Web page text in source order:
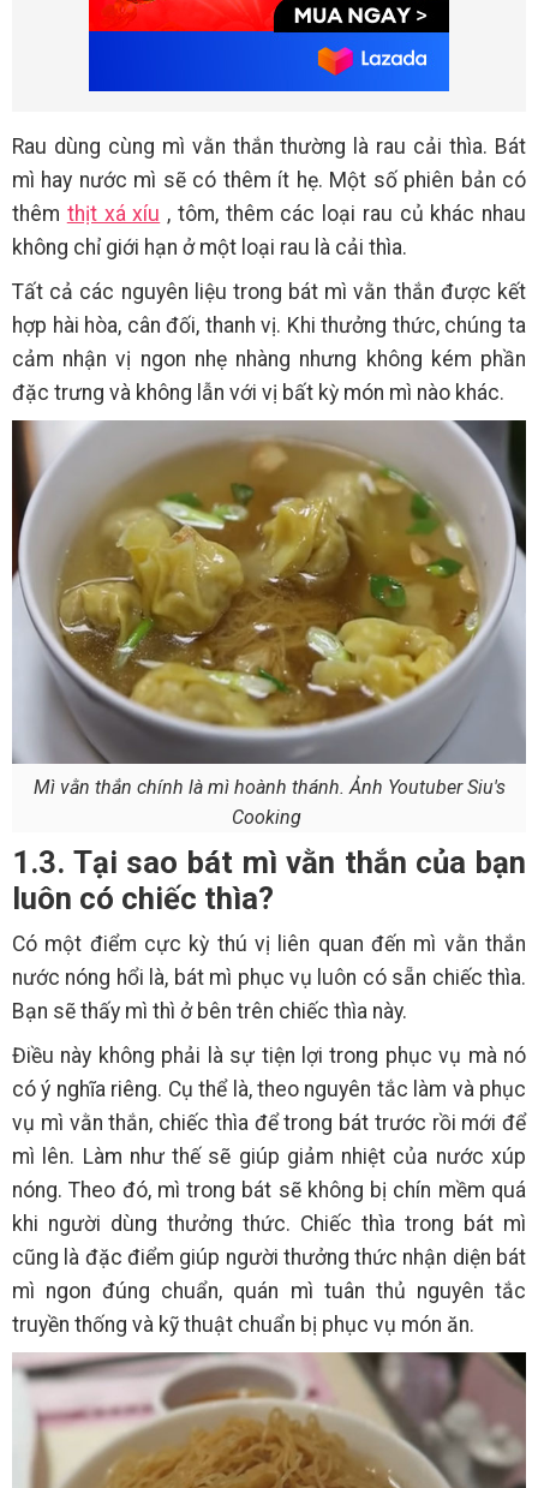
Rau dùng cùng mì vằn thắn thường là rau cải thìa. Bát
mì hay nước mì sẽ có thêm ít hẹ. Một số phiên bản có
thêm thịt xá xíu , tôm, thêm các loại rau củ khác nhau
không chỉ giới hạn ở một loại rau là cải thìa.
Tất cả các nguyên liệu trong bát mì vằn thắn được kết
hợp hài hòa, cân đối, thanh vị. Khi thưởng thức, chúng ta
cảm nhận vị ngon nhẹ nhàng nhưng không kém phần
đặc trưng và không lẫn với vị bất kỳ món mì nào khác.
Mì vằn thắn chính là mì hoành thánh. Ảnh Youtuber Siu's
Cooking
1.3. Tại sao bát mì vằn thắn của bạn
luôn có chiếc thìa?
Có một điểm cực kỳ thú vị liên quan đến mì vằn thắn
nước nóng hổi là, bát mì phục vụ luôn có sẵn chiếc thìa.
Bạn sẽ thấy mì thì ở bên trên chiếc thìa này.
Điều này không phải là sự tiện lợi trong phục vụ mà nó
có ý nghĩa riêng. Cụ thể là, theo nguyên tắc làm và phục
vụ mì vằn thắn, chiếc thìa để trong bát trước rồi mới để
mì lên. Làm như thế sẽ giúp giảm nhiệt của nước xúp
nóng. Theo đó, mì trong bát sẽ không bị chín mềm quá
khi người dùng thưởng thức. Chiếc thìa trong bát mì
cũng là đặc điểm giúp người thưởng thức nhận diện bát
mì ngon đúng chuẩn, quán mì tuân thủ nguyên tắc
truyền thống và kỹ thuật chuẩn bị phục vụ món ăn.